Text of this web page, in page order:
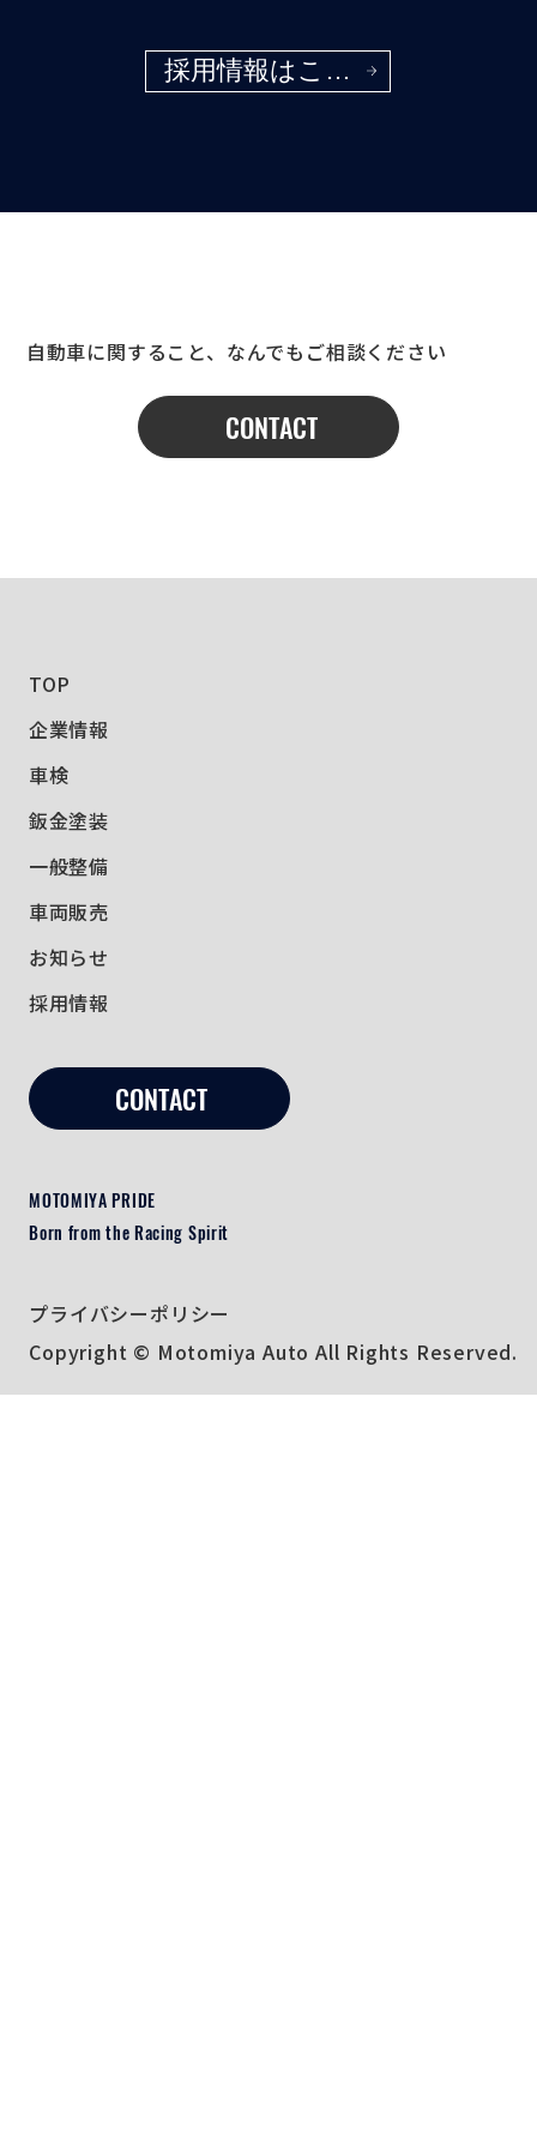
採用情報はこちらから
自動車に関すること、なんでもご相談ください
CONTACT
TOP
企業情報
車検
鈑金塗装
一般整備
車両販売
お知らせ
採用情報
CONTACT
プライバシーポリシー
Copyright © Motomiya Auto All Rights Reserved.
MOTOMIYA PRIDE
Born from the Racing Spirit